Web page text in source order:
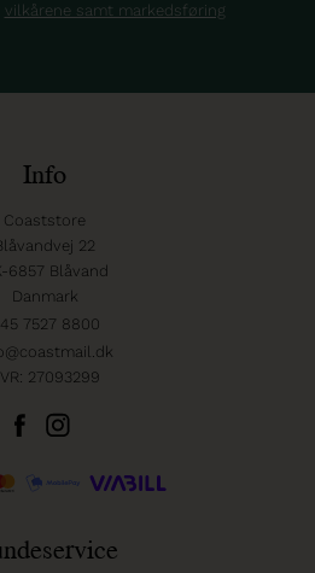
vilkårene samt markedsføring
Info
Coaststore
22
6857 Blåvand
Danmark
7527 8800
27093299